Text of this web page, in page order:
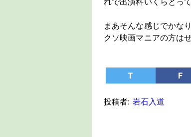
まあそんな感じでかな
クソ映画マニアの方は
T F
投稿者: 岩石入道